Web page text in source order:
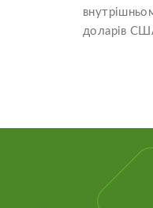
доларів